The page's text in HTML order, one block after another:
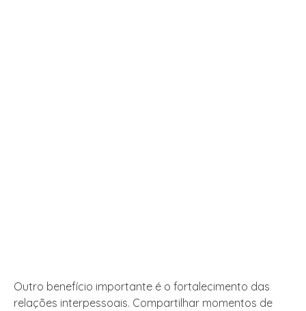
Outro benefício importante é o fortalecimento das
relações interpessoais. Compartilhar momentos de